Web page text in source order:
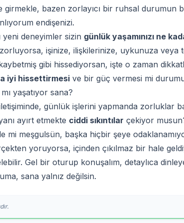
girmekle, bazen zorlayıcı bir ruhsal durumun
endişenizi.
yeni deneyimler sizin günlük yaşamınızı ne
işinize, ilişkilerinize, uykunuza veya
gibi hissediyorsan, işte o zaman
iyi hissettirmesi ve bir güç vermesi mi
mı yaşatıyor sana?
günlük işlerini yapmanda zorluklar
ayırt etmekte ciddi sıkıntılar çekiyor
mi meşgulsün, başka hiçbir şeye
yoruyorsa, içinden çıkılmaz bir hale
Gel bir oturup konuşalım, detaylıca
sana yalnız değilsin.